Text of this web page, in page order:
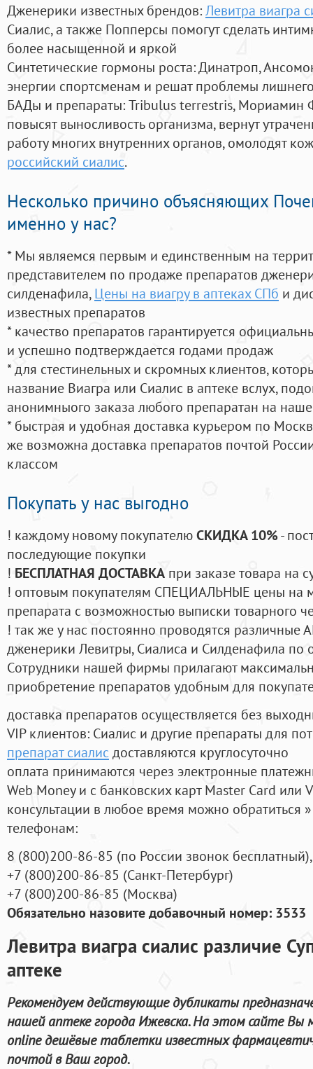
Дженерики известных брендов:Левитра виагра
Сиалис, а также Попперсы помогут сделать
более насыщенной и яркой
Синтетические гормоны роста: Динатроп,
энергии спортсменам и решат проблемы
БАДы и препараты:Tribulus terrestris, Мориамин
повысят выносливость организма, вернут
работу многих внутренних органов, омолодят
российский сиалис.
Несколько причино объясняющих
именно у нас?
* Мы являемся первым и единственным на
представителем по продаже препаратов
силденафила, Цены на виагру в аптеках СПб и
известных препаратов
* качество препаратов гарантируется
и успешно подтверждается годами продаж
* для стестинельных и скромных клиентов,
название Виагра или Сиалис в аптеке вслух,
анонимныого заказа любого препаратан на
* быстрая и удобная доставка курьером по
же возможна доставка препаратов почтой
классом
Покупать у нас выгодно
! каждому новому покупателюСКИДКА 10%-
последующие покупки
! БЕСПЛАТНАЯ ДОСТАВКА при заказе товара на
! оптовым покупателям СПЕЦИАЛЬНЫЕ цены на
препарата с возможностью выписки товарного
! так же у нас постоянно проводятся
дженерики Левитры, Сиалиса и Силденафила по
Cотрудники нашей фирмы прилагают
приобретение препаратов удобным для
доставка препаратов осуществляется без
VIP клиентов: Сиалис и другие препараты для
препарат сиалис доставляются круглосуточно
оплата принимаются через электронные
Web Money и с банковских карт Master Card или
консультации в любое время можно обратиться
телефонам:
8 (800)200-86-85 (по России звонок бесплатный),
+7 (800)200-86-85 (Санкт-Петербург)
+7 (800)200-86-85 (Москва)
Обязательно назовите добавочный номер: 3533
Левитра виагра сиалис различие
аптеке
Рекомендуем действующие дубликаты
нашей аптеке города Ижевска. На этом сайте
online дешёвые таблетки известных
почтой в Ваш город.